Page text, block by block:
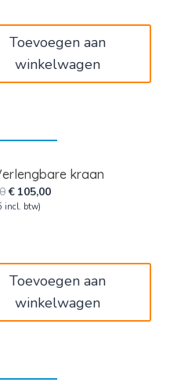
Toevoegen aan
winkelwagen
kraan
Oorspronkelijke
prijs
€ 105,00Huidige
incl. btw)
Toevoegen aan
winkelwagen